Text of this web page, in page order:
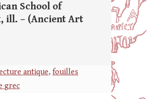
School of
ill. – (Ancient Art
antique, fouilles
grec